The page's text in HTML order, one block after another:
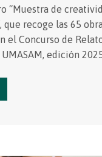
“Muestra de
que recoge las 65
el Concurso de
edición